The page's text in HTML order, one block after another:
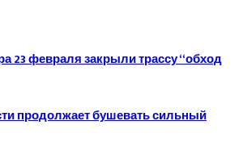
23 февраля закрыли трассу “обход
продолжает бушевать сильный